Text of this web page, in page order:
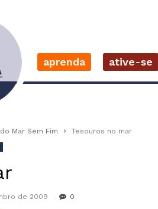
aprenda ative-se
Mar Sem Fim Tesouros no mar
de 2009 0